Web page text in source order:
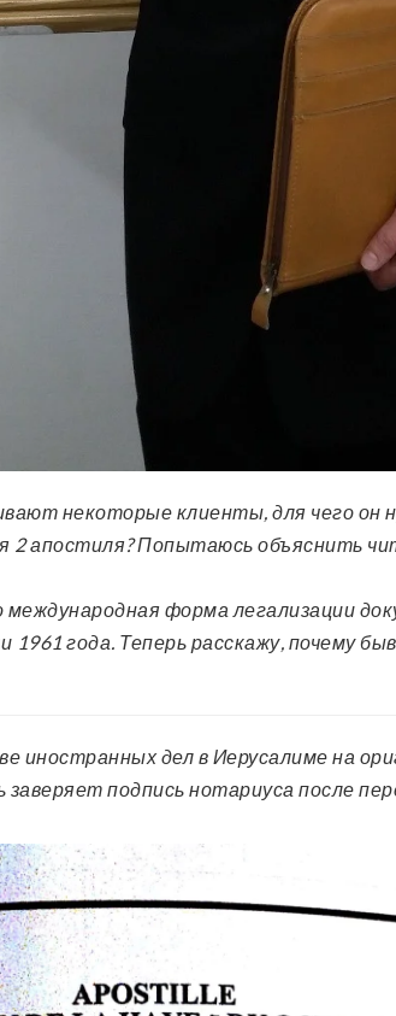
некоторые клиенты, для чего он
2 апостиля? Попытаюсь объяснить
форма легализации
1961 года. Теперь расскажу, почему
иностранных дел в Иерусалиме на
подпись нотариуса после